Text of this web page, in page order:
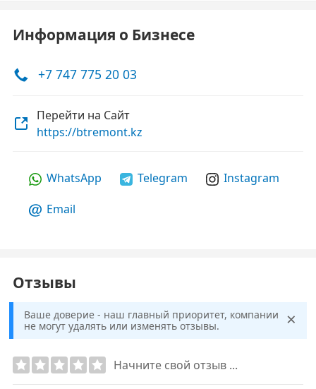
Информация о Бизнесе
+7 747 775 20 03
Перейти на Сайт
https://btremont.kz
WhatsApp Telegram
Instagram
Email
Отзывы
Ваше доверие - наш главный приоритет, компании
не могут удалять или изменять отзывы.
×
Начните свой отзыв ...